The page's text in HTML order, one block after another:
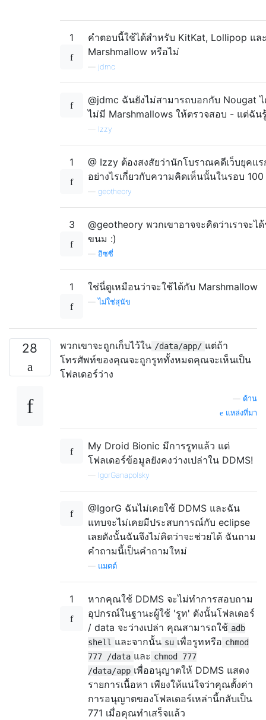
1
คำตอบนี้ใช้ได้สำหรับ KitKat, Lollipop แล
Marshmallow หรือไม่
jdmc
@jdmc ฉันยังไม่สามารถบอกกับ Nougat
ไม่มี Marshmallows ให้ตรวจสอบ - แต่ฉัน
— Izzy
1
@ Izzy ต้องสงสัยว่านักโบราณคดีเว็บยุคแ
อย่างไรเกี่ยวกับความคิดเห็นนั้นในรอบ 100
geotheory
3
@geotheory พวกเขาอาจจะคิดว่าเราจะได้
ขนม :)
อิซซี่
1 ใช่นี่ดูเหมือนว่าจะใช้ได้กับ Marshmallow
—ไม่ใช่สุนัข
28 พวกเขาจะถูกเก็บไว้ใน /data/app/ แต่ถ้า
โทรศัพท์ของคุณจะถูกรูททั้งหมดคุณจะเห็นเป็น
โฟลเดอร์ว่าง
ด้าน
แหล่งที่มา
My Droid Bionic มีการรูทแล้ว แต่
โฟลเดอร์ข้อมูลยังคงว่างเปล่าใน DDMS!
— IgorGanapolsky
@IgorG ฉันไม่เคยใช้ DDMS และฉัน
แทบจะไม่เคยมีประสบการณ์กับ eclipse
เลยดังนั้นฉันจึงไม่คิดว่าจะช่วยได้ ฉันถาม
คำถามนี้เป็นคำถามใหม่
แมตต์
1
หากคุณใช้ DDMS จะไม่ทำการสอบถาม
อุปกรณ์ในฐานะผู้ใช้ 'รูท' ดังนั้นโฟลเดอร์
/ data จะว่างเปล่า คุณสามารถใช้ adb
shell และจากนั้น su เพื่อรูทหรือ chmod
777 /data และ chmod 777
/data/app เพื่ออนุญาตให้ DDMS แสดง
รายการเนื้อหา เพียงให้แน่ใจว่าคุณตั้งค่า
การอนุญาตของโฟลเดอร์เหล่านี้กลับเป็น
771 เมื่อคุณทำเสร็จแล้ว